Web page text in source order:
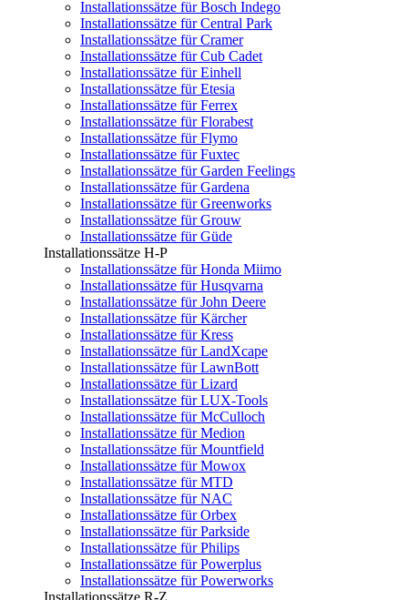
Installationssätze für Bosch Indego
Installationssätze für Central Park
Installationssätze für Cramer
Installationssätze für Cub Cadet
Installationssätze für Einhell
Installationssätze für Etesia
Installationssätze für Ferrex
Installationssätze für Florabest
Installationssätze für Flymo
Installationssätze für Fuxtec
Installationssätze für Garden Feelings
Installationssätze für Gardena
Installationssätze für Greenworks
Installationssätze für Grouw
Installationssätze für Güde
Installationssätze H-P
Installationssätze für Honda Miimo
Installationssätze für Husqvarna
Installationssätze für John Deere
Installationssätze für Kärcher
Installationssätze für Kress
Installationssätze für LandXcape
Installationssätze für LawnBott
Installationssätze für Lizard
Installationssätze für LUX-Tools
Installationssätze für McCulloch
Installationssätze für Medion
Installationssätze für Mountfield
Installationssätze für Mowox
Installationssätze für MTD
Installationssätze für NAC
Installationssätze für Orbex
Installationssätze für Parkside
Installationssätze für Philips
Installationssätze für Powerplus
Installationssätze für Powerworks